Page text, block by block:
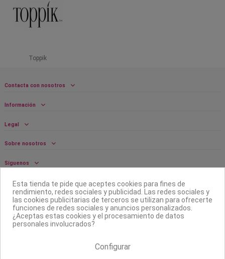
Toppik
Contacta con nosotros
Información
Legal
Sobre nosotros
Síguenos
Boletín
Esta tienda te pide que aceptes cookies para fines de
rendimiento, redes sociales y publicidad. Las redes sociales y
las cookies publicitarias de terceros se utilizan para ofrecerte
funciones de redes sociales y anuncios personalizados.
¿Aceptas estas cookies y el procesamiento de datos
personales involucrados?
Configurar